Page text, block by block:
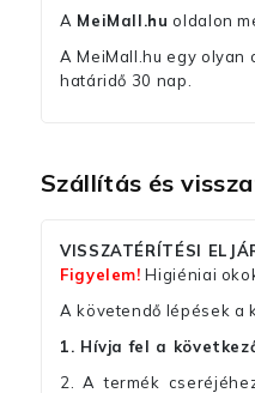
A MeiMall.hu oldalon
A MeiMall.hu egy
határidő 30 nap.
Szállítás és
VISSZATÉRÍTÉSI
Figyelem! Higiéniai
A követendő lépések a
1. Hívja fel a
2. A termék